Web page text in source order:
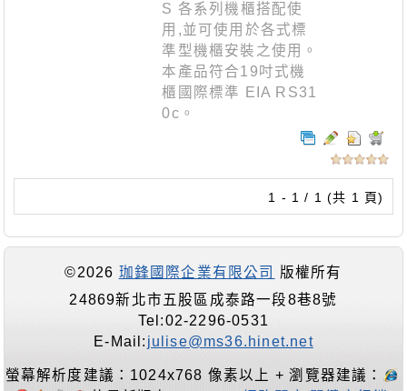
S 各系列機櫃搭配使
用,並可使用於各式標
準型機櫃安裝之使用。
本產品符合19吋式機
櫃國際標準 EIA RS31
0c。
1 - 1 / 1 (共 1 頁)
©2026 珈鋒國際企業有限公司
版權所有
24869新北市五股區成泰路一段8巷8號
Tel:02-2296-0531
E-Mail: julise@ms36.hinet.net
螢幕解析度建議：1024x768 像素以上 + 瀏覽器建議：